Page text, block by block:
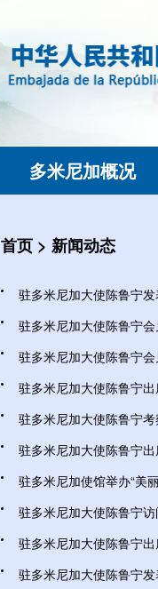
多米尼加概况
首页 > 新闻动态
驻多米尼加大使陈鲁宁
驻多米尼加大使陈鲁宁
驻多米尼加大使陈鲁宁
驻多米尼加大使陈鲁宁
驻多米尼加大使陈鲁宁
驻多米尼加大使陈鲁宁
驻多米尼加使馆举办“美
驻多米尼加大使陈鲁宁
驻多米尼加大使陈鲁宁
驻多米尼加大使陈鲁宁